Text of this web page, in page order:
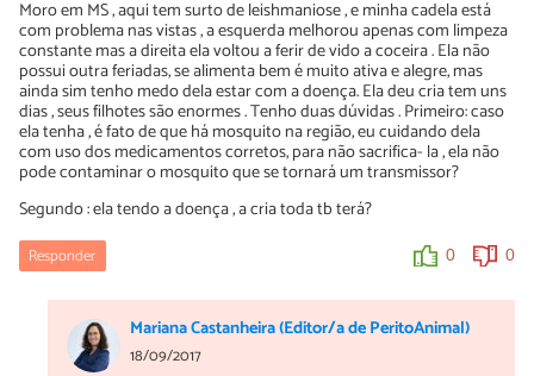
0
Jocinei dos santos almeida Santos almeida
31/03/2018
Dei miltoforam e vários outros por três meses fiz exame o sangue
ta normal agora ta so com alapurinol ele ficou muito ruim até
enternado tinha ficado hoje ta bom
Moro em MS , aqui tem surto de leishmaniose , e minha cadela está
com problema nas vistas , a esquerda melhorou apenas com limpeza
constante mas a direita ela voltou a ferir de vido a coceira . Ela não
possui outra feriadas, se alimenta bem é muito ativa e alegre, mas
ainda sim tenho medo dela estar com a doença. Ela deu cria tem uns
dias , seus filhotes são enormes . Tenho duas dúvidas . Primeiro: caso
ela tenha , é fato de que há mosquito na região, eu cuidando dela
com uso dos medicamentos corretos, para não sacrifica- la , ela não
pode contaminar o mosquito que se tornará um transmissor?
Segundo : ela tendo a doença , a cria toda tb terá?
Responder 0 0
Mariana Castanheira (Editor/a de PeritoAnimal)
18/09/2017